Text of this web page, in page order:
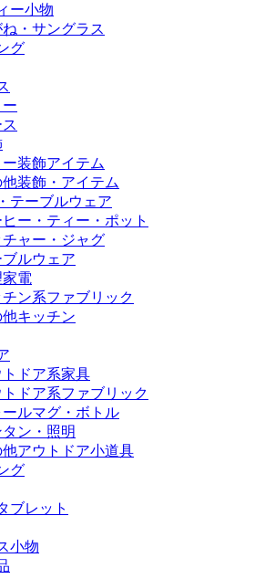
ー小物
・サングラス
グ
ー装飾アイテム
他装飾・アイテム
テーブルウェア
ヒー・ティー・ポット
チャー・ジャグ
ブルウェア
電
チン系ファブリック
他キッチン
トドア系家具
トドア系ファブリック
ールマグ・ボトル
ン・照明
他アウトドア小道具
グ
ブレット
小物